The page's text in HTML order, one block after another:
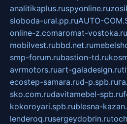
analitikaplus.ruspyonline.ru
sloboda-ural.pp.ruAUTO-
online-z.comaromat-vostoka.ru
mobilvest.rubbd.net.ru
smp-forum.rubastion-td.ru
avrmotors.ruart-galadesign.ru
ecostep-samara.rud-p.spb.ru
sko.com.rudavitamebel-spb.ru
kokoroyari.spb.rublesna-
lenderoq.rusergeydobrin.ru